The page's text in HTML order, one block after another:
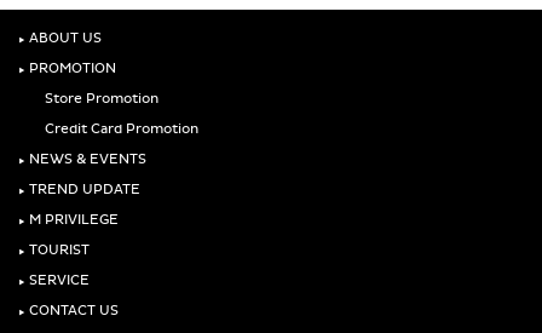
‣ ABOUT US
‣ PROMOTION
Store Promotion
Credit Card Promotion
‣ NEWS & EVENTS
‣ TREND UPDATE
‣ M PRIVILEGE
‣ TOURIST
‣ SERVICE
‣ CONTACT US